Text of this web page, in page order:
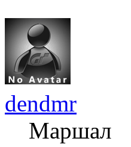
dendmr
Маршал